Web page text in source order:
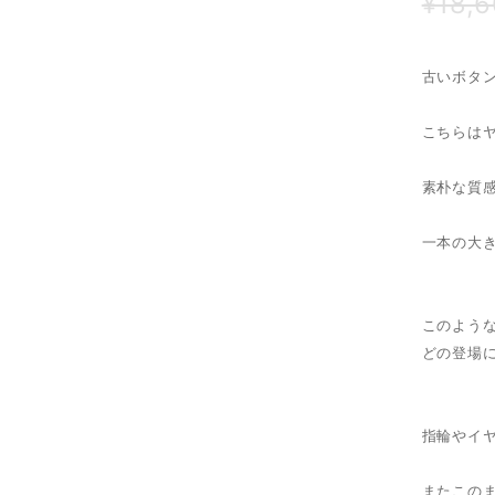
古いボタ
こちらは
素朴な質
一本の大
このよう
どの登場
指輪やイ
またこの